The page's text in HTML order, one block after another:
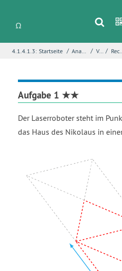
s
4.1.4.1.3: Startseite / Analytische Geometrie / Vektoren /
Aufgabe 1 ★★
Der Laserroboter steht im
das Haus des Nikolaus in
Fehlerbeschreibung